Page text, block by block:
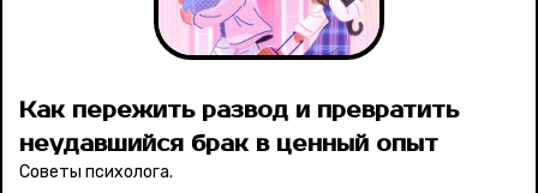
Как пережить развод и превратить
неудавшийся брак в ценный опыт
Советы психолога.